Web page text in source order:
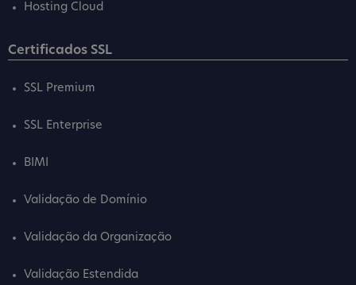
Hosting Cloud
Certificados SSL
SSL Premium
SSL Enterprise
BIMI
Validação de Domínio
Validação da Organização
Validação Estendida